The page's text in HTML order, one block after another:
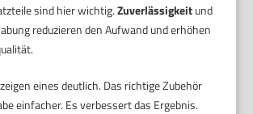
sind hier wichtig.Zuverlässigkeitund
reduzieren den Aufwand und erhöhen
eines deutlich. Das richtige Zubehör
einfacher. Es verbessert das Ergebnis.